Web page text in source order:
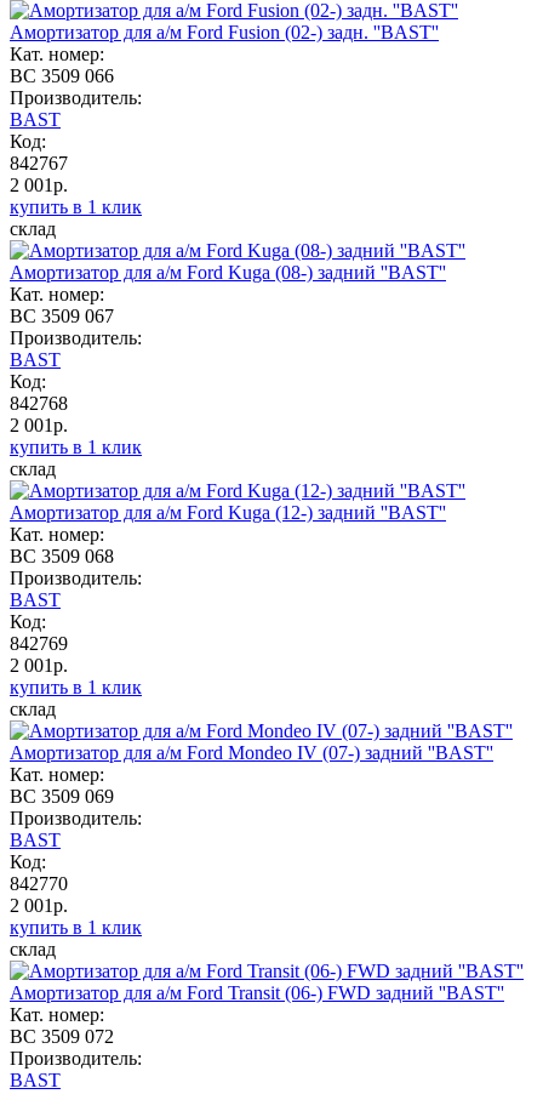
Амортизатор для а/м Ford Fusion (02-) задн. ''BAST''
Кат. номер:
BC 3509 066
Производитель:
BAST
Код:
842767
2 001р.
купить в 1 клик
склад
Амортизатор для а/м Ford Kuga (08-) задний ''BAST''
Кат. номер:
BC 3509 067
Производитель:
BAST
Код:
842768
2 001р.
купить в 1 клик
склад
Амортизатор для а/м Ford Kuga (12-) задний ''BAST''
Кат. номер:
BC 3509 068
Производитель:
BAST
Код:
842769
2 001р.
купить в 1 клик
склад
Амортизатор для а/м Ford Mondeo IV (07-) задний ''BAST''
Кат. номер:
BC 3509 069
Производитель:
BAST
Код:
842770
2 001р.
купить в 1 клик
склад
Амортизатор для а/м Ford Transit (06-) FWD задний ''BAST''
Кат. номер:
BC 3509 072
Производитель:
BAST